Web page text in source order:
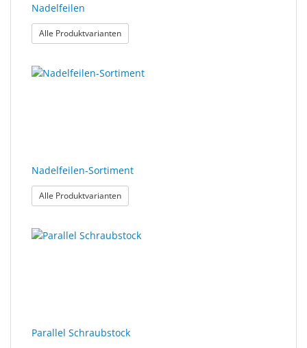
Nadelfeilen
Alle Produktvarianten: Nadelfeilen
Nadelfeilen-Sortiment
Alle Produktvarianten: Nadelfeilen-Sortiment
Parallel Schraubstock